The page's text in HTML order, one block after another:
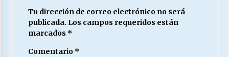
Tu dirección de correo electrónico no será
publicada. Los campos requeridos están
marcados *
Comentario *